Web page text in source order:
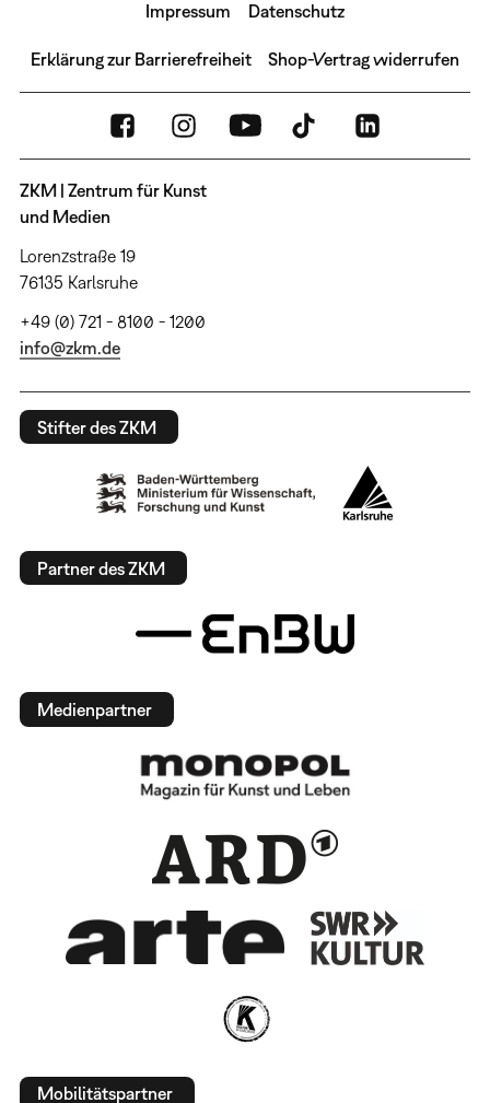
Impressum Datenschutz
Erklärung zur Barrierefreiheit Shop-Vertrag widerrufen
ZKM | Zentrum für Kunst
und Medien
Lorenzstraße 19
76135 Karlsruhe
+49 (0) 721 - 8100 - 1200
info@zkm.de
Stifter des ZKM
Partner des ZKM
Medienpartner
Mobilitätspartner